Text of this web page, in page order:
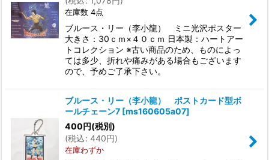
在庫数 4点
ブルース・リー（李小龍） ミニ光沢ポスター
大きさ：30ｃｍ×４０ｃｍ 日本製：ハートアー
トコレクション ※古い商品のため、ものによっ
ては多少、折れや痛みがある場合もございます
ので、予めご了承下さい。
ブルース・リー（李小龍） ポストカード型ボ
ールチェーン7 [ms160605a07]
400円(税別)
(税込: 440円)
在庫わずか